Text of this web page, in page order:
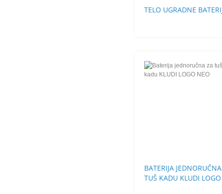
TELO UGRADNE
BATERIJA
TUŠ KADU KLUDI LOGO